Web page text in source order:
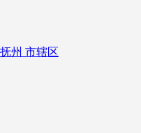
州 市辖区